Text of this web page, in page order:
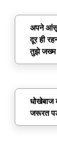
अपने आंसू
दूर ही
तुझे जख्म
धोखेबाज
जरूरत